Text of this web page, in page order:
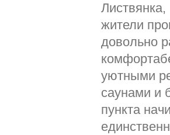
жители
довольно
уютными
саунами и
пункта